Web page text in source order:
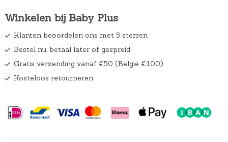
Winkelen bij Baby Plus
Klanten beoordelen ons met 5 sterren
Bestel nu, betaal later of gespreid
Gratis verzending vanaf €50 (België €100)
Kosteloos retourneren